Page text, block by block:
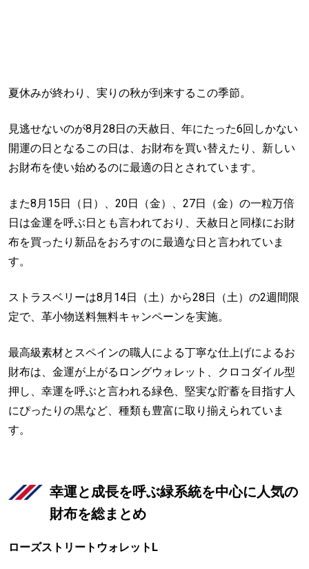
夏休みが終わり、実りの秋が到来するこの季節。
見逃せないのが8月28日の天赦日、年にたった6回しかない
開運の日となるこの日は、お財布を買い替えたり、新しい
お財布を使い始めるのに最適の日とされています。
また8月15日（日）、20日（金）、27日（金）の一粒万倍
日は金運を呼ぶ日とも言われており、天赦日と同様にお財
布を買ったり新品をおろすのに最適な日と言われていま
す。
ストラスベリーは8月14日（土）から28日（土）の2週間限
定で、革小物送料無料キャンペーンを実施。
最高級素材とスペインの職人による丁寧な仕上げによるお
財布は、金運が上がるロングウォレット、クロコダイル型
押し、幸運を呼ぶと言われる緑色、堅実な貯蓄を目指す人
にぴったりの黒など、種類も豊富に取り揃えられていま
す。
幸運と成長を呼ぶ緑系統を中心に人気の
財布を総まとめ
ローズストリートウォレットL